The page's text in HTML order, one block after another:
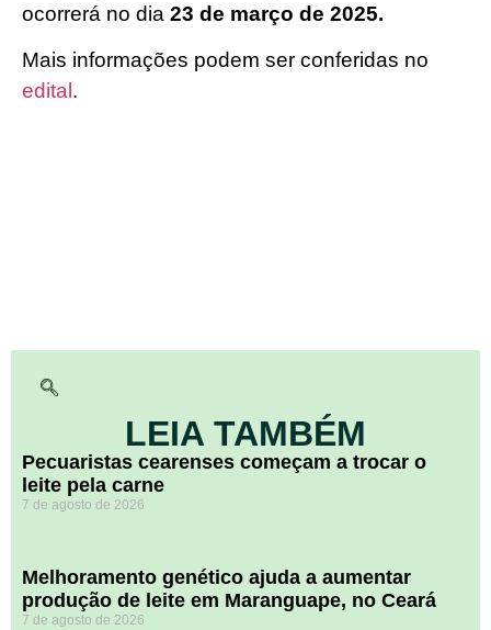
ocorrerá no dia 23 de março de 2025.
Mais informações podem ser conferidas no
edital .
LEIA TAMBÉM
Pecuaristas cearenses começam a trocar o
leite pela carne
7 de agosto de 2026
Melhoramento genético ajuda a aumentar
produção de leite em Maranguape, no Ceará
7 de agosto de 2026